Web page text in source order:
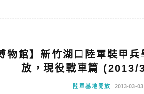
物館】新竹湖口陸軍裝甲
放，現役戰車篇
陸軍基地開放 2013-03-03